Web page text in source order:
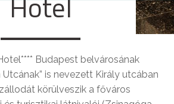
Budapest belvárosának
Utcának” is nevezett Király utcában
körülveszik a főváros